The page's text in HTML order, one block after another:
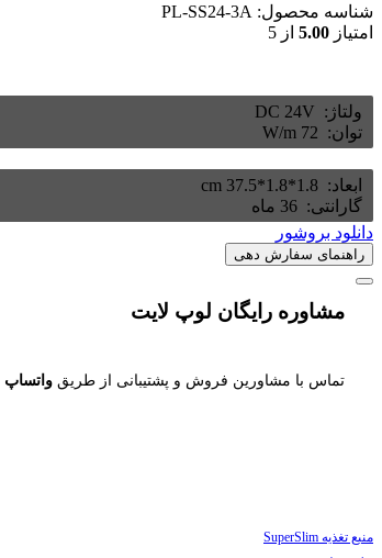
شناسه محصول: PL-SS24-3A
امتیاز 5.00 از 5
ولتاژ: ‌ DC 24V
توان: ‌ 72 W/m
ابعاد: ‌ 1.8*1.8*37.5 cm
گارانتی: ‌ 36 ماه
دانلود بروشور
راهنمای سفارش دهی
مشاوره رایگان لوپ لایت
تماس با مشاورین فروش و پشتیبانی از طریق واتساپ
منبع تغذیه SuperSlim